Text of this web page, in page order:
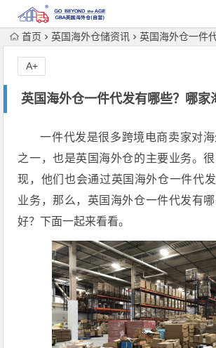
首页 英国海外仓储资讯 英国海外仓一件代发
英国海外仓一件代发有哪些？哪家
A+
一件代发是很多跨境电商卖家对
之一，也是英国海外仓的主要业务。
现，他们也会通过英国海外仓一件代发
业务，那么，英国海外仓一件代发有
好？下面一起来看看。